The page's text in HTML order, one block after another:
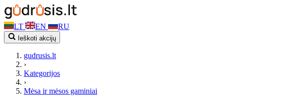
LT EN RU
Ieškoti akcijų
gudrusis.lt
›
Kategorijos
›
Mėsa ir mėsos gaminiai